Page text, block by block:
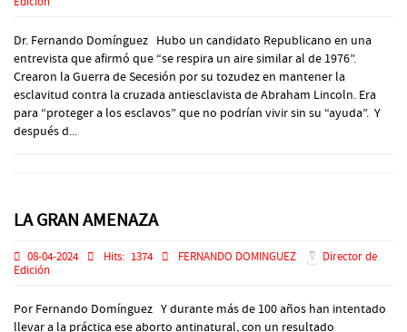
Dr. Fernando Domínguez Hubo un candidato Republicano en una
entrevista que afirmó que “se respira un aire similar al de 1976”.
Crearon la Guerra de Secesión por su tozudez en mantener la
esclavitud contra la cruzada antiesclavista de Abraham Lincoln. Era
para “proteger a los esclavos” que no podrían vivir sin su “ayuda”. Y
después d...
LA GRAN AMENAZA
08-04-2024 Hits: 1374 FERNANDO DOMINGUEZ
Director de
Edición
Por Fernando Domínguez Y durante más de 100 años han intentado
llevar a la práctica ese aborto antinatural, con un resultado